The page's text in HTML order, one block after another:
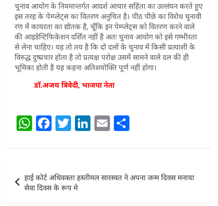
चुनाव आयोग के नियमान्तर्गत आदर्श आचार सहिंता का उल्लंघन करते हुए
इस तरह के पेम्प्लेट्स का वितरण अनुचित है। पीठ पीछे का विरोध चुनावी
रण में कायरता का द्योतक है, चूँकि इन पेम्प्लेट्स को वितरण करने वाले
की आइडेन्टिफिकेशन दर्शित नहीं है अतः चुनाव आयोग को इसे गम्भीरता
से लेना चाहिए। यह तो तय है कि दो दलों के चुनाव में किसी प्रत्याशी के
विरुद्ध दुष्प्रचार होता है तो प्रत्यक्ष परोक्ष उसमें सामने वाले दल की ही
भूमिका होती है यह कहना अतिशयोक्ति पूर्ण नहीं होगा।
डॉ.अजय त्रिवेदी, भाजपा नेता
W
at
s
A
p
F
c
e
b
o
T
itt
er
Li
k
e
dI
n
E
ai
l
ar
e
Post
navigation
हाई कोर्ट अधिवक्ता हस्तीमल सारस्वत ने अपना जन्म दिवस मनाया
सेवा दिवस के रूप मे